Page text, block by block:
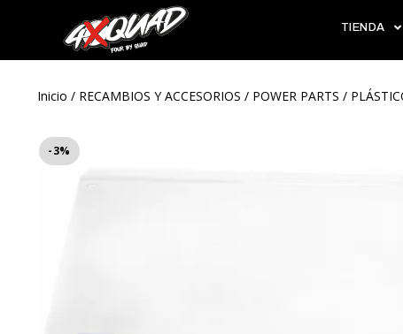
TIENDA
Inicio / RECAMBIOS Y ACCESORIOS / POWER PARTS /
-3%